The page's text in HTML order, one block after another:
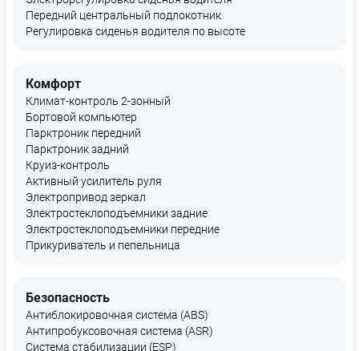
Передний центральный подлокотник
Регулировка сиденья водителя по высоте
Комфорт
Климат-контроль 2-зонный
Бортовой компьютер
Парктроник передний
Парктроник задний
Круиз-контроль
Активный усилитель руля
Электропривод зеркал
Электростеклоподъемники задние
Электростеклоподъемники передние
Прикуриватель и пепельница
Безопасность
Антиблокировочная система (ABS)
Антипробуксовочная система (ASR)
Система стабилизации (ESP)